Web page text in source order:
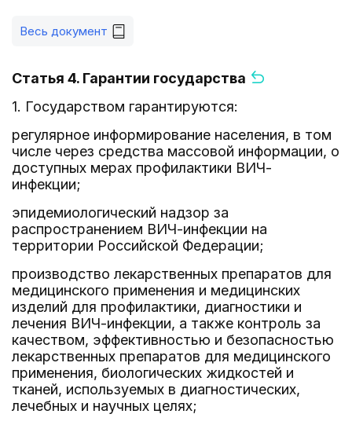
Весь документ
Статья 4. Гарантии государства
1. Государством гарантируются:
регулярное информирование населения, в том
числе через средства массовой информации, о
доступных мерах профилактики ВИЧ-
инфекции;
эпидемиологический надзор за
распространением ВИЧ-инфекции на
территории Российской Федерации;
производство лекарственных препаратов для
медицинского применения и медицинских
изделий для профилактики, диагностики и
лечения ВИЧ-инфекции, а также контроль за
качеством, эффективностью и безопасностью
лекарственных препаратов для медицинского
применения, биологических жидкостей и
тканей, используемых в диагностических,
лечебных и научных целях;